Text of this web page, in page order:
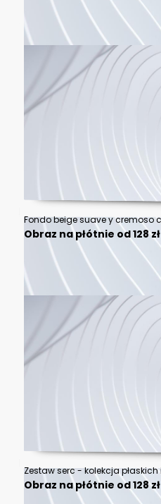
Obraz na płótnie od 128 zł
Obraz na płótnie od 128 zł